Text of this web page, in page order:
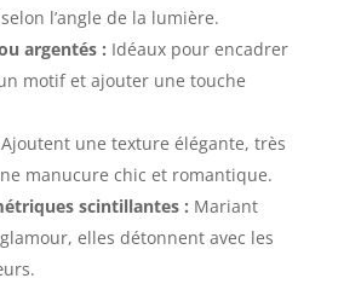
l’angle de la lumière.
argentés : Idéaux pour encadrer
motif et ajouter une touche
Ajoutent une texture élégante, très
manucure chic et romantique.
scintillantes : Mariant
elles détonnent avec les